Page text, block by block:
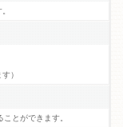
）
とができます。